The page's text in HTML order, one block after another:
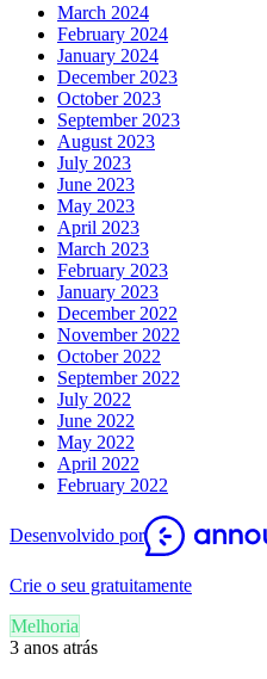
March 2024
February 2024
January 2024
December 2023
October 2023
September 2023
August 2023
July 2023
June 2023
May 2023
April 2023
March 2023
February 2023
January 2023
December 2022
November 2022
October 2022
September 2022
July 2022
June 2022
May 2022
April 2022
February 2022
Desenvolvido por
Crie o seu gratuitamente
Melhoria
3 anos atrás